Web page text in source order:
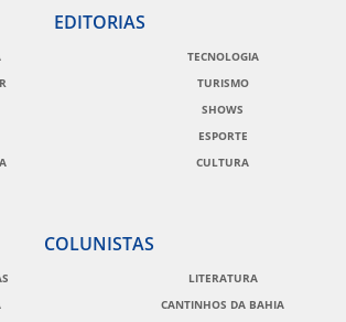
EDITORIAS
TECNOLOGIA
TURISMO
SHOWS
ESPORTE
CULTURA
COLUNISTAS
LITERATURA
CANTINHOS DA BAHIA